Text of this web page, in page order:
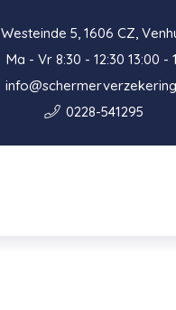
Westeinde 5, 1606 CZ,
Ma - Vr 8:30 - 12:30 13:00 -
0228-541295